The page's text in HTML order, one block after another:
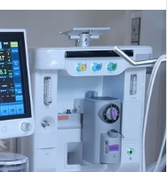
ل
ا
ی
م
ی
ل